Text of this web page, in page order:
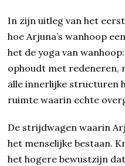
In zijn uitleg van het
hoe Arjuna’s wanhoop
het de yoga van
ophoudt met redeneren,
alle innerlijke structuren
ruimte waarin echte
De strijdwagen waarin
het menselijke bestaan.
het hogere bewustzijn